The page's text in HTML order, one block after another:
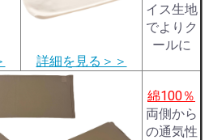
詳細を見る＞＞
イス生地
でよりク
ールに
綿100％
両側から
の通気性